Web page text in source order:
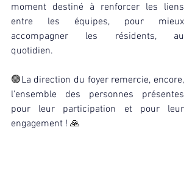
moment destiné à renforcer les liens
entre les équipes, pour mieux
accompagner les résidents, au
quotidien.
🟢La direction du foyer remercie, encore,
l'ensemble des personnes présentes
pour leur participation et pour leur
engagement ! 🙏